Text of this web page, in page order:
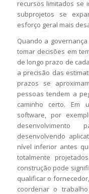
recursos limitados se
subprojetos se
esforço geral mais
Quando a
tomar decisões em
de longo prazo de
a precisão das
prazos se
pessoas tendem a
caminho certo. Em
software, por
desenvolvendo
nível inferior antes
totalmente
construção pode
qualificar o
coordenar o